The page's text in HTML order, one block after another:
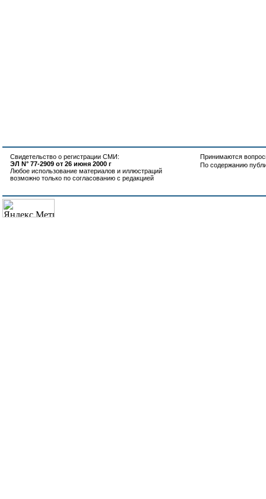
Свидетельство о регистрации СМИ:
ЭЛ N° 77-2909 от 26 июня 2000 г
Любое использование материалов и иллюстраций
возможно только по согласованию с редакцией
Принимаются
По содержанию